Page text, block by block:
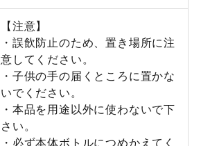
【注意】
・誤飲防止のため、置き場所に注
意してください。
・子供の手の届くところに置かな
いでください。
・本品を用途以外に使わないで下
さい。
・必ず本体ボトルにつめかえてく